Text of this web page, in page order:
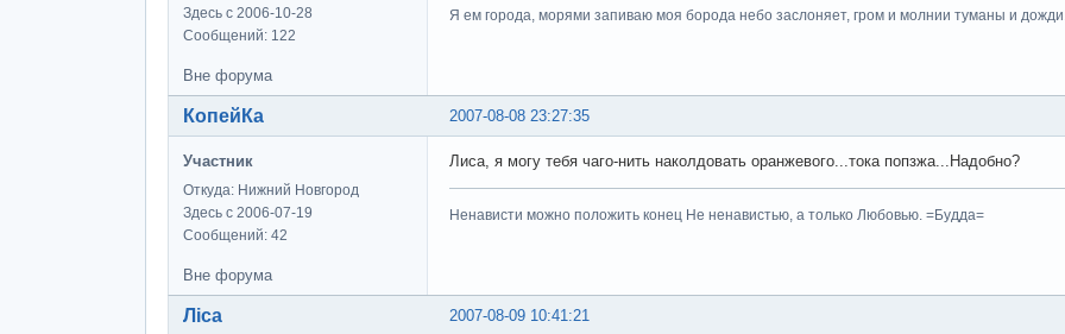
Здесь с 2006-10-28
Сообщений: 122
Я ем города, морями запиваю моя борода небо заслоняет, гром и молнии туманы и дожди...
Вне форума
2007-08-08 23:27:35
КопейКа
Участник
Откуда: Нижний Новгород
Здесь с 2006-07-19
Сообщений: 42
Лиса, я могу тебя чаго-нить наколдовать оранжевого...тока попзжа...Надобно?
Ненависти можно положить конец Не ненавистью, а только Любовью. =Будда=
Вне форума
2007-08-09 10:41:21
Ліса